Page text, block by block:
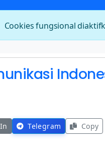
Telegram Copy
Cookies fungsional